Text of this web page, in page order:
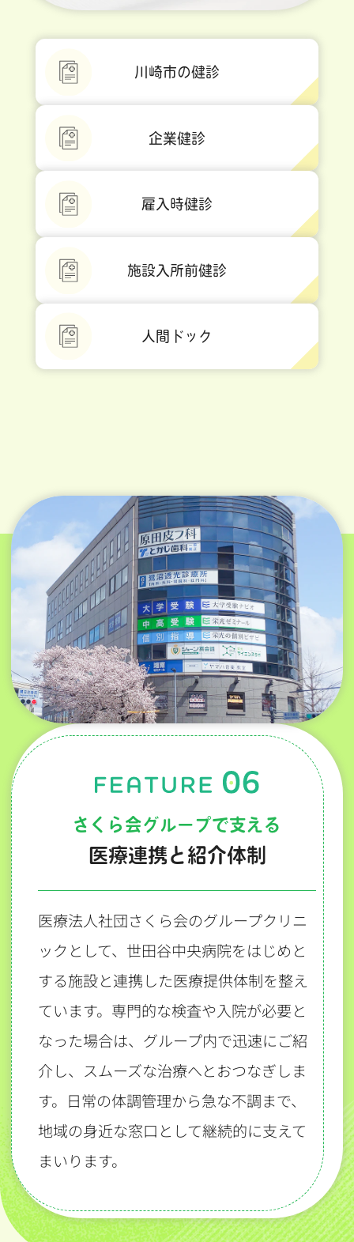
川崎市の健診
企業健診
雇入時健診
施設入所前健診
人間ドック
さくら会グループで支える
医療連携と紹介体制
医療法人社団さくら会のグループクリニ
ックとして、世田谷中央病院をはじめと
する施設と連携した医療提供体制を整え
ています。専門的な検査や入院が必要と
なった場合は、グループ内で迅速にご紹
介し、スムーズな治療へとおつなぎしま
す。日常の体調管理から急な不調まで、
地域の身近な窓口として継続的に支えて
まいります。